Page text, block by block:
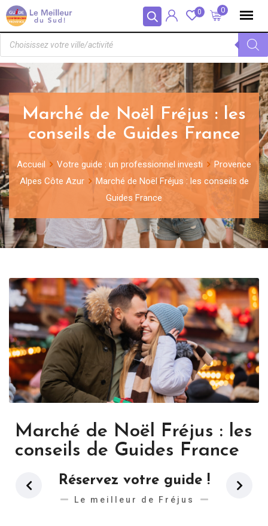
Panneau de gestion des cookies 0
0
Marché de Noël Fréjus : les
conseils de Guides France
Accueil Votre guide : un professionnel investi
Provence
Alpes Côte Azur
Marché de Noël Fréjus : les conseils de
Guides France
Marché de Noël Fréjus : les
conseils de Guides France
Réservez votre guide !
Le meilleur de Fréjus